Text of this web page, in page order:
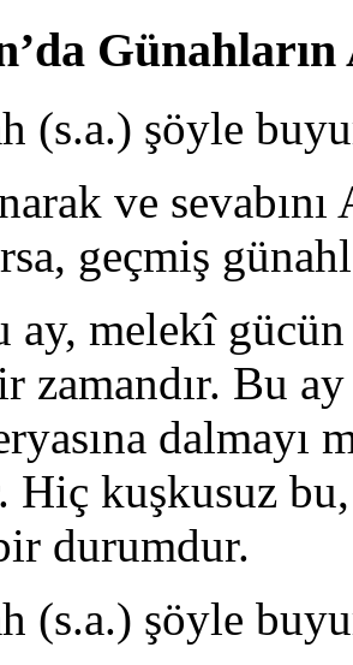
(s.a.) şöyle
ve
geçmiş
ay, melekî
zamandır. Bu
Hiç kuşkusuz
durum­dur.
(s.a.) şöyle